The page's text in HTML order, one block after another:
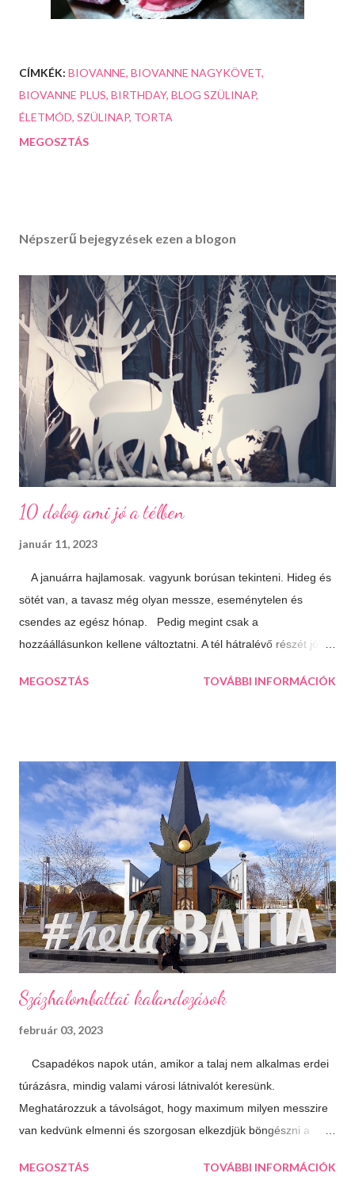
CÍMKÉK: BIOVANNE BIOVANNE NAGYKÖVET
BIOVANNE PLUS BIRTHDAY BLOG SZÜLINAP
ÉLETMÓD SZÜLINAP TORTA
MEGOSZTÁS
Népszerű bejegyzések ezen a blogon
10 dolog ami jó a télben
január 11, 2023
A januárra hajlamosak. vagyunk borúsan tekinteni. Hideg és
sötét van, a tavasz még olyan messze, eseménytelen és
csendes az egész hónap. Pedig megint csak a
hozzáállásunkon kellene változtatni. A tél hátralévő részét jól is
ami jó a télben: Végtelen mozizós estek Hamar sötétedik, ha
már nem gyakran esik a hó, de korizni akkor is lehet, minden
másért meg irány a Kékes, Dobogókő vagy Eplény. Sűrű
krémlevesek Van abban valami megnyugtató amikor az ember
egy tál tartalmas és forró krémlevest kanalaz. Illatos, forró
fürdők Azt hiszem ehhez nem is kell mit hozzáfűzni...
Hangulatfények mindenhol Bátran rakd velük tele te is a
lakásodat, meglátod milyen meghitt hangulatot teremtenek.
Isteni sütemények Diós, mákos, túrós, lekváro...
MEGOSZTÁS TOVÁBBI INFORMÁCIÓK
Százhalombattai kalandozások
február 03, 2023
Csapadékos napok után, amikor a talaj nem alkalmas erdei
túrázásra, mindig valami városi látnivalót keresünk.
Meghatározzuk a távolságot, hogy maximum milyen messzire
van kedvünk elmenni és szorgosan elkezdjük böngészni a
települést. Így esett a választásunk következő úticélként
MEGOSZTÁS TOVÁBBI INFORMÁCIÓK